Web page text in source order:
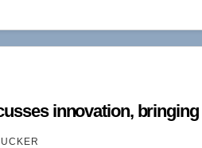
innovation,